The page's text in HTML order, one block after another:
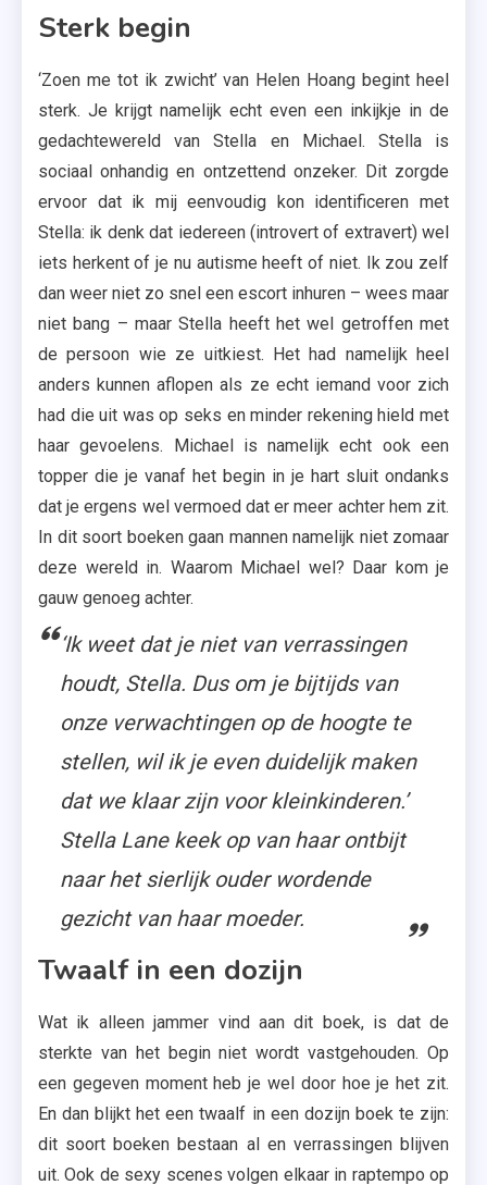
Sterk begin
‘Zoen me tot ik zwicht’ van Helen Hoang begint heel
sterk. Je krijgt namelijk echt even een inkijkje in de
gedachtewereld van Stella en Michael. Stella is
sociaal onhandig en ontzettend onzeker. Dit zorgde
ervoor dat ik mij eenvoudig kon identificeren met
Stella: ik denk dat iedereen (introvert of extravert) wel
iets herkent of je nu autisme heeft of niet. Ik zou zelf
dan weer niet zo snel een escort inhuren – wees maar
niet bang – maar Stella heeft het wel getroffen met
de persoon wie ze uitkiest. Het had namelijk heel
anders kunnen aflopen als ze echt iemand voor zich
had die uit was op seks en minder rekening hield met
haar gevoelens. Michael is namelijk echt ook een
topper die je vanaf het begin in je hart sluit ondanks
dat je ergens wel vermoed dat er meer achter hem zit.
In dit soort boeken gaan mannen namelijk niet zomaar
deze wereld in. Waarom Michael wel? Daar kom je
gauw genoeg achter.
‘Ik weet dat je niet van verrassingen
houdt, Stella. Dus om je bijtijds van
onze verwachtingen op de hoogte te
stellen, wil ik je even duidelijk maken
dat we klaar zijn voor kleinkinderen.’
Stella Lane keek op van haar ontbijt
naar het sierlijk ouder wordende
gezicht van haar moeder.
Twaalf in een dozijn
Wat ik alleen jammer vind aan dit boek, is dat de
sterkte van het begin niet wordt vastgehouden. Op
een gegeven moment heb je wel door hoe je het zit.
En dan blijkt het een twaalf in een dozijn boek te zijn:
dit soort boeken bestaan al en verrassingen blijven
uit. Ook de sexy scenes volgen elkaar in raptempo op